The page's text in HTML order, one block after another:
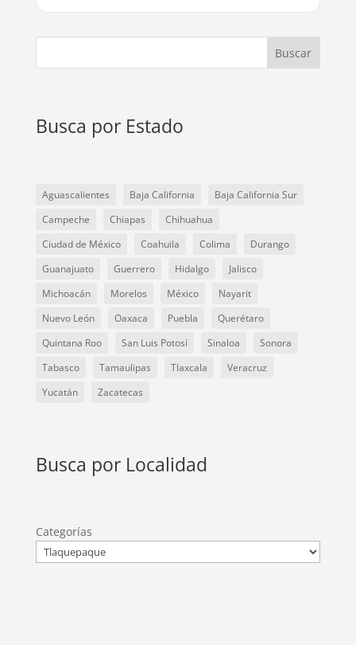
Buscar
Busca por Estado
Aguascalientes Baja California
Baja California Sur
Campeche
Chiapas
Chihuahua
Ciudad de México
Coahuila Colima
Durango
Guanajuato
Guerrero Hidalgo
Jalisco
Michoacán
Morelos México
Nayarit
Nuevo León
Oaxaca Puebla
Querétaro
Quintana Roo
San Luis Potosí Sinaloa
Sonora
Tabasco
Tamaulipas Tlaxcala
Veracruz
Yucatán
Zacatecas
Busca por Localidad
Categorías